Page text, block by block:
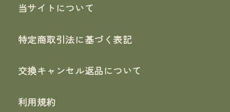
当サイトについて
特定商取引法に基づく表記
交換キャンセル返品について
利用規約